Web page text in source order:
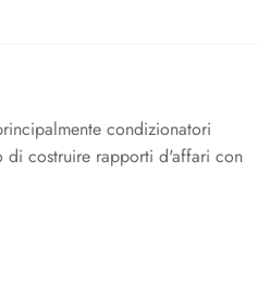
condizionatori
di costruire rapporti d'affari con